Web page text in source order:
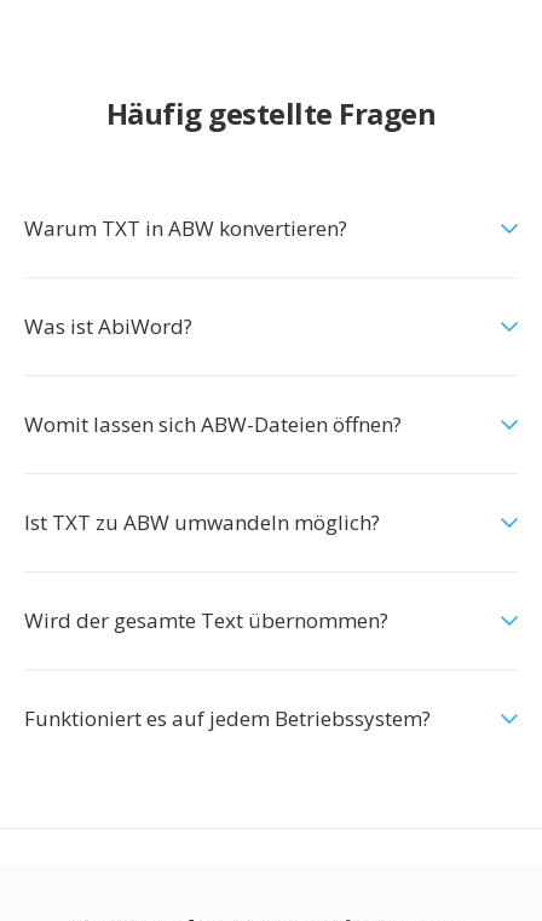
Häufig gestellte Fragen
Warum TXT in ABW konvertieren?
Was ist AbiWord?
Womit lassen sich ABW-Dateien öffnen?
Ist TXT zu ABW umwandeln möglich?
Wird der gesamte Text übernommen?
Funktioniert es auf jedem Betriebssystem?